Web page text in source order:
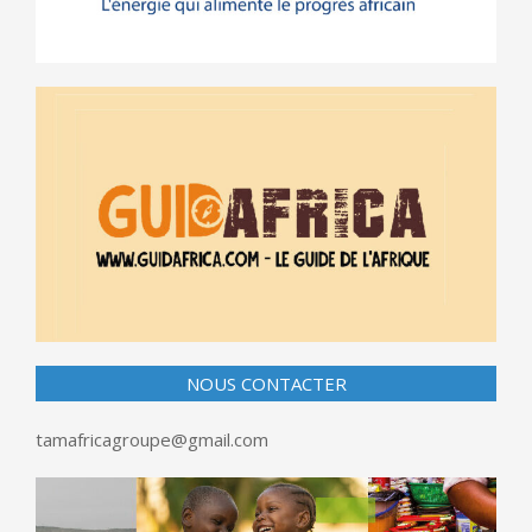
NOUS CONTACTER
tamafricagroupe@gmail.com